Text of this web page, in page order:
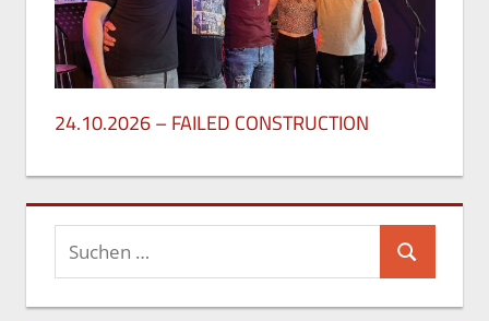
24.10.2026 – FAILED CONSTRUCTION
Suchen
nach:
Suchen